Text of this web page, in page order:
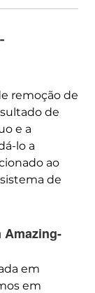
remoção de
de
e a
lo a
ao
de
Amazing-
em
em